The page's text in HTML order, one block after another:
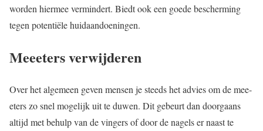
worden hiermee vermindert. Biedt ook een goede bescherming
tegen potentiële huidaandoeningen.
Meeeters verwijderen
Over het algemeen geven mensen je steeds het advies om de mee-
eters zo snel mogelijk uit te duwen. Dit gebeurt dan doorgaans
altijd met behulp van de vingers of door de nagels er naast te